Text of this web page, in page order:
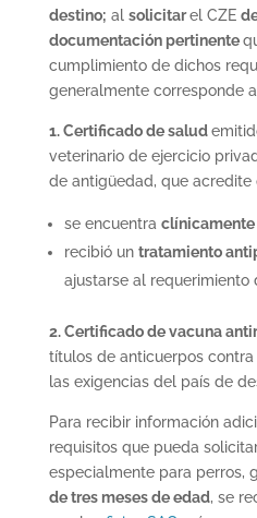
destino; al solicitarel CZE
documentación pertinente
cumplimiento de dichos
generalmente corresponde
1. Certificado de salud
veterinario de ejercicio
de antigüedad, que acredite
se encuentra clínicamente
recibió un tratamiento
ajustarse al requerimiento
2. Certificado de vacuna
títulos de anticuerpos
las exigencias del país de
Para recibir información
requisitos que pueda
especialmente para perros,
de tres meses de edad, se